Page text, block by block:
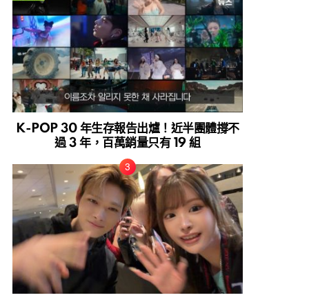
K-POP 30 年生存報告出爐！近半團體撐不
過 3 年，百萬銷量只有 19 組